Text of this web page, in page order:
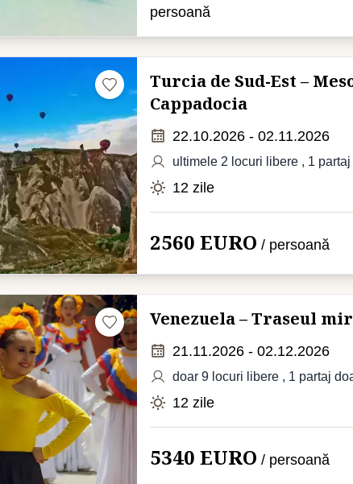
persoană
Turcia de Sud-Est –
Cappadocia
22.10.2026 - 02.11.2026
ultimele 2 locuri libere , 1
12 zile
2560 EURO / persoană
Venezuela – Traseul
21.11.2026 - 02.12.2026
doar 9 locuri libere , 1 partaj
12 zile
5340 EURO / persoană